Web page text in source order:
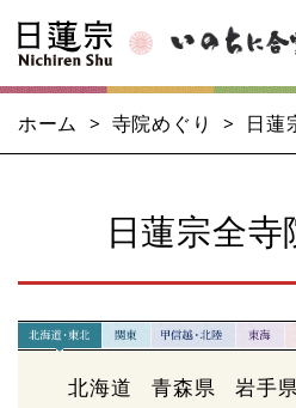
ホーム > 寺院めぐり > 日蓮
日蓮宗全
北海道 青森県 岩手県